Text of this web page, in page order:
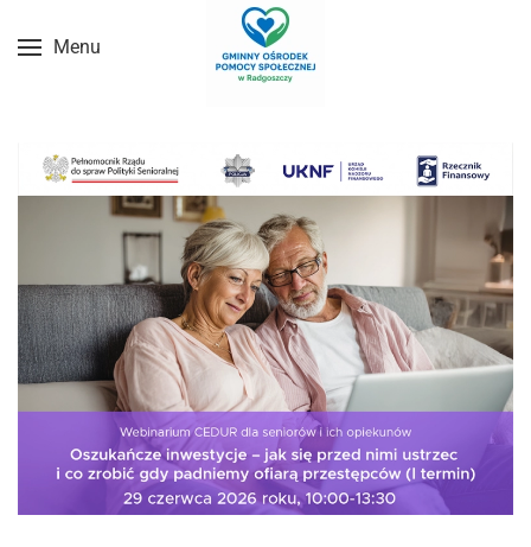
Przejdź do treści głównej
Menu